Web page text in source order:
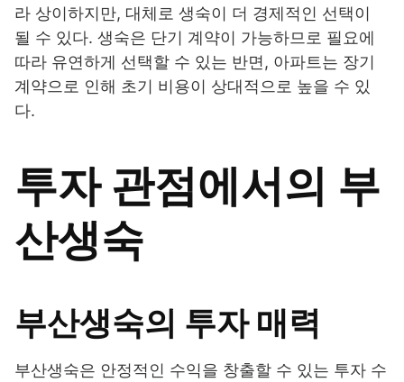
라 상이하지만, 대체로 생숙이 더 경제적인 선택이
될 수 있다. 생숙은 단기 계약이 가능하므로 필요에
따라 유연하게 선택할 수 있는 반면, 아파트는 장기
계약으로 인해 초기 비용이 상대적으로 높을 수 있
다.
투자 관점에서의 부
산생숙
부산생숙의 투자 매력
부산생숙은 안정적인 수익을 창출할 수 있는 투자 수